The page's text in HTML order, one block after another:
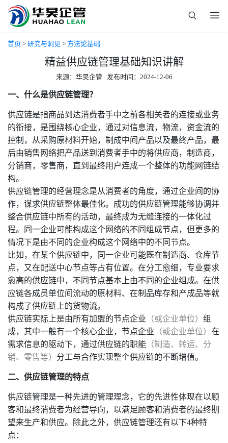
首页 > 研究与洞见 > 方法论基础
精益供应链管理基础知识讲解
来源：华昊企管 发布时间：2024-12-06
一、 什么是供应链管理？
供应链是指商品到达消费者手中之前各相关者的连接或业务
的衔接，是围绕核心企业，通过对信息流，物流，资金流的
控制，从采购原材料开始，制成中间产品以及最终产品，最
后由销售网络把产品送到消费者手中的将供应商，制造商，
分销商，零售商，直到最终用户连成一个整体的功能网链结
构。
供应链管理的经营理念是从消费者的角度，通过企业间的协
作，谋求供应链整体最佳化。成功的供应链管理能够协调并
整合供应链中所有的活动，最终成为无缝连接的一体化过
程。同一企业可能构成这个网络的不同组成节点，但更多的
情况下是由不同的企业构成这个网络中的不同节点。
比如，在某个供应链中，同一企业可能既在制造商、仓库节
点，又在配送中心节点等占有位置。在分工愈细，专业要求
愈高的供应链中，不同节点基本上由不同的企业组成。在供
应链各成员单位间流动的原材料、在制品库存和产成品等就
构成了供应链上的货物流。
供应链实际上是由所有加盟的节点企业 （或企业单位） 组
成，其中一般有一个核心企业，节点企业 （或企业单位） 在
需求信息的驱动下，通过供应链的职能 （制造、转运、分
销、零售等） 分工与合作实现整个供应链的不断增值。
二、 供应链管理的特点
供应链管理是一种先进的管理理念，它的先进性体现在以顾
客和最终消费者为经营导向，以满足顾客和消费者的最终期
望来生产和供应。除此之外，供应链管理还有以下4种特
点：